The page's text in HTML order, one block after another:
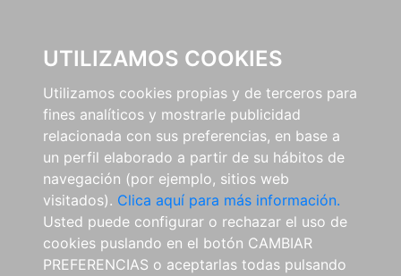
UTILIZAMOS COOKIES
Utilizamos cookies propias y de terceros para
fines analíticos y mostrarle publicidad
relacionada con sus preferencias, en base a
un perfil elaborado a partir de su hábitos de
navegación (por ejemplo, sitios web
visitados). Clica aquí para más información.
Usted puede configurar o rechazar el uso de
cookies puslando en el botón CAMBIAR
PREFERENCIAS o aceptarlas todas pulsando